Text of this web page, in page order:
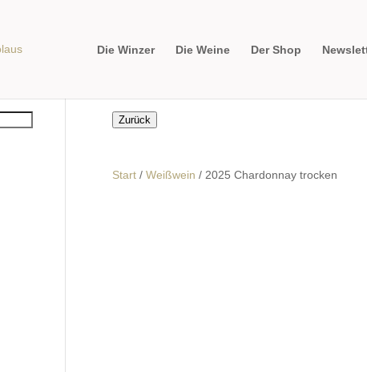
Die Winzer Die Weine Der Shop
Zurück
Start/ Weißwein / 2025 Chardonnay trocken